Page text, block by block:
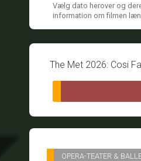
Vælg dato herover og
information om filmen
The Met 2026: Cosi
OPERA-TEATER &